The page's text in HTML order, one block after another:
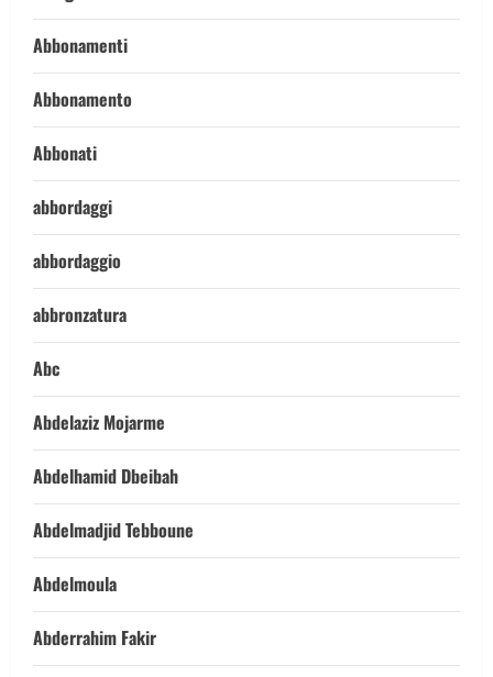
Abbonamenti
Abbonamento
Abbonati
abbordaggi
abbordaggio
abbronzatura
Abc
Abdelaziz Mojarme
Abdelhamid Dbeibah
Abdelmadjid Tebboune
Abdelmoula
Abderrahim Fakir